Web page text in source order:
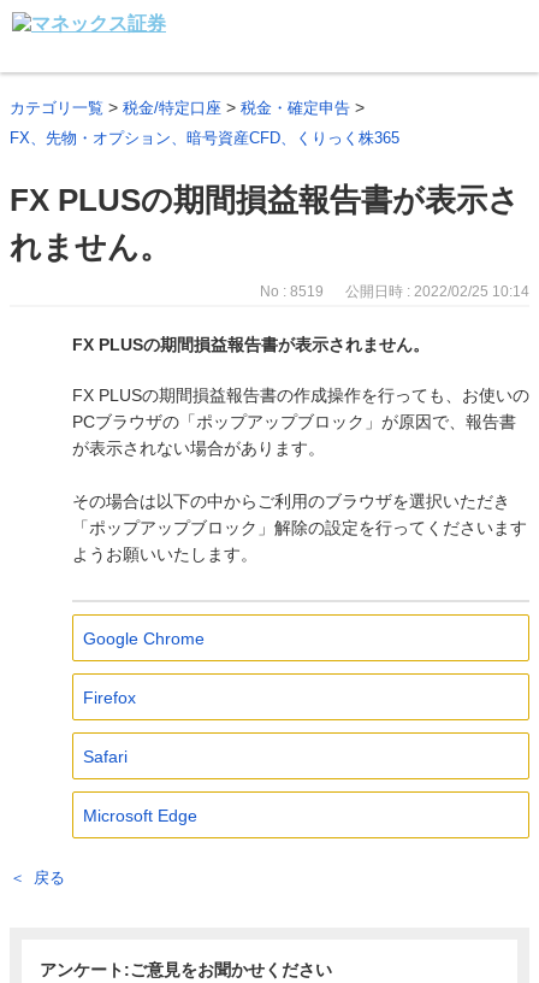
カテゴリ一覧 > 税金/特定口座 > 税金・確定申告 >
FX、先物・オプション、暗号資産CFD、くりっく株365
FX PLUSの期間損益報告書が表示さ
れません。
No : 8519 公開日時 : 2022/02/25 10:14
FX PLUSの期間損益報告書が表示されません。
FX PLUSの期間損益報告書の作成操作を行っても、お使いの
PCブラウザの「ポップアップブロック」が原因で、報告書
が表示されない場合があります。
その場合は以下の中からご利用のブラウザを選択いただき
「ポップアップブロック」解除の設定を行ってくださいます
ようお願いいたします。
Google Chrome
Firefox
Safari
Microsoft Edge
戻る
アンケート:ご意見をお聞かせください